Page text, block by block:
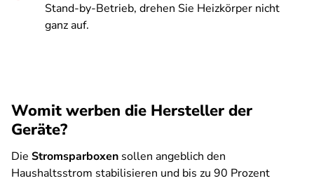
Stand-by-Betrieb, drehen Sie Heizkörper nicht
ganz auf.
Womit werben die Hersteller der
Geräte?
Die Stromsparboxen sollen angeblich den
Haushaltsstrom stabilisieren und bis zu 90 Prozent